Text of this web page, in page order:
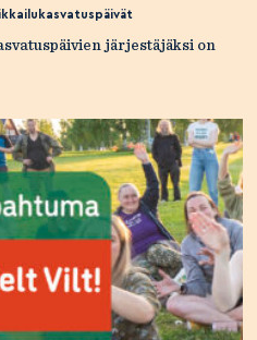
järjestäjäksi on